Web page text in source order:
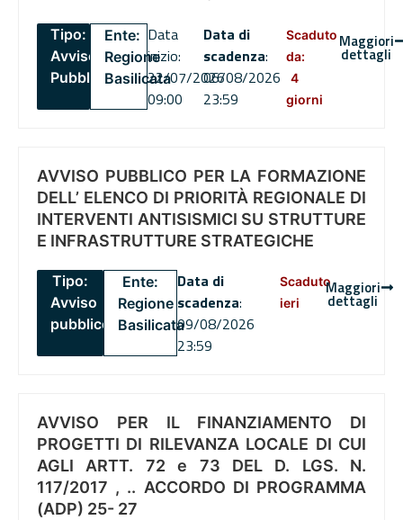
Tipo:
Avviso
Pubblico
Ente:
Regione
Basilicata
Data
inizio:
22/07/2026
09:00
Data di
scadenza:
06/08/2026
23:59
Scaduto
da:
4
giorni
Maggiori
dettagli
AVVISO PUBBLICO PER LA FORMAZIONE
DELL’ ELENCO DI PRIORITÀ REGIONALE DI
INTERVENTI ANTISISMICI SU STRUTTURE
E INFRASTRUTTURE STRATEGICHE
Tipo:
Avviso
pubblico
Ente:
Regione
Basilicata
Data di
scadenza:
09/08/2026
23:59
Scaduto
ieri
Maggiori
dettagli
AVVISO PER IL FINANZIAMENTO DI
PROGETTI DI RILEVANZA LOCALE DI CUI
AGLI ARTT. 72 e 73 DEL D. LGS. N.
117/2017 , .. ACCORDO DI PROGRAMMA
(ADP) 25- 27